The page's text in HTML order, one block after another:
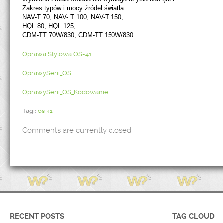
Zakres typów i mocy źródeł światła:
NAV-T 70, NAV- T 100, NAV-T 150,
HQL 80, HQL 125,
CDM-TT 70W/830, CDM-TT 150W/830
Oprawa Stylowa OS-41
OprawySerii_OS
OprawySerii_OS_Kodowanie
Tagi: os 41
Comments are currently closed.
RECENT POSTS TAG CLOUD